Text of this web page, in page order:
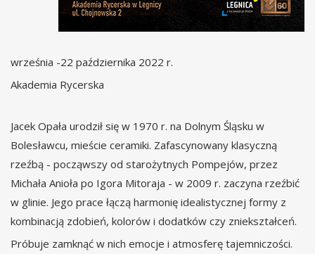
września -22 października 2022 r.
Akademia Rycerska
Jacek Opała urodził się w 1970 r. na Dolnym Śląsku w
Bolesławcu, mieście ceramiki. Zafascynowany klasyczną
rzeźbą - począwszy od starożytnych Pompejów, przez
Michała Anioła po Igora Mitoraja - w 2009 r. zaczyna rzeźbić
w glinie. Jego prace łączą harmonię idealistycznej formy z
kombinacją zdobień, kolorów i dodatków czy zniekształceń.
Próbuje zamknąć w nich emocje i atmosferę tajemniczości.